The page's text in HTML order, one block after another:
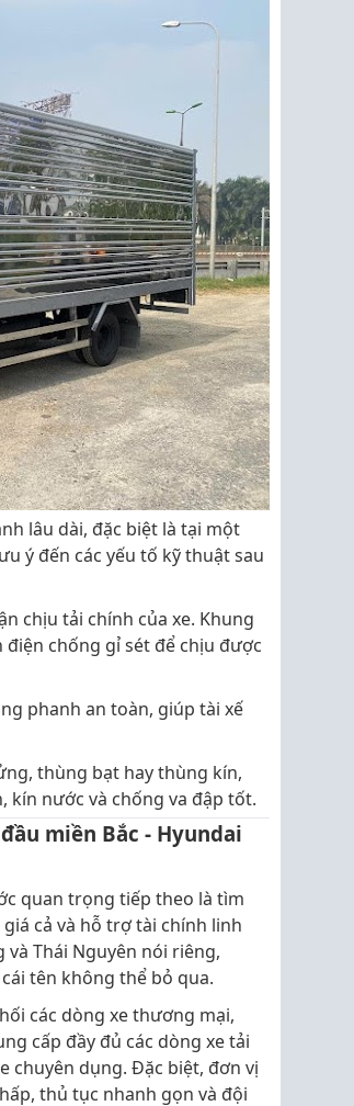
lâu dài, đặc biệt là tại một
ý đến các yếu tố kỹ thuật sau
chịu tải chính của xe. Khung
chống gỉ sét để chịu được
phanh an toàn, giúp tài xế
thùng bạt hay thùng kín,
kín nước và chống va đập tốt.
miền Bắc - Hyundai
quan trọng tiếp theo là tìm
cả và hỗ trợ tài chính linh
Thái Nguyên nói riêng,
tên không thể bỏ qua.
các dòng xe thương mại,
cấp đầy đủ các dòng xe tải
chuyên dụng. Đặc biệt, đơn vị
thủ tục nhanh gọn và đội